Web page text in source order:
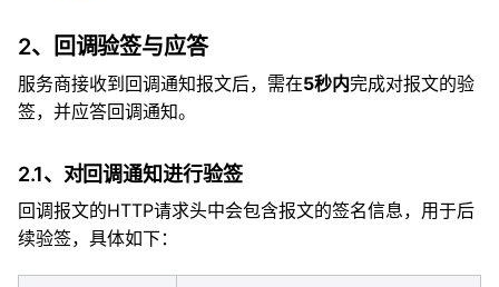
2、回调验签与应答
服务商接收到回调通知报文后，需在5秒内完成对报文的验
签，并应答回调通知。
2.1、对回调通知进行验签
回调报文的HTTP请求头中会包含报文的签名信息，用于后
续验签，具体如下：